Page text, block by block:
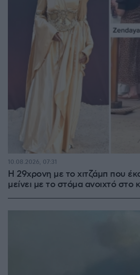
Η 29χρονη με το χιτζάμπ που
μείνει με το στόμα ανοιχτό στο
10.08.2026, 07:31